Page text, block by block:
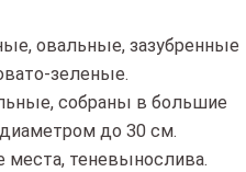
овальные, зазубренные
зеленые.
собраны в большие
до 30 см.
теневынослива.